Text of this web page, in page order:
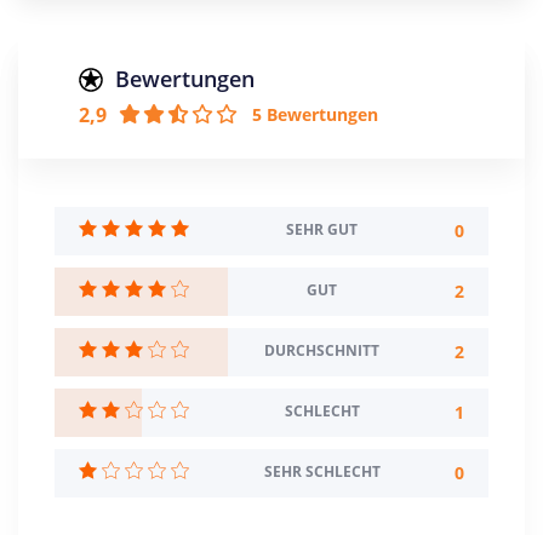
Creditpoints
4 Semester
Sprache
Deutsch
Englisch
Studienbeginn
Sommer- u. Wintersemester
Standort
Berlin >> Berlin
Bewertungen
2,9 5 Bewertungen
SEHR GUT 0
GUT 2
DURCHSCHNITT 2
SCHLECHT 1
SEHR SCHLECHT 0